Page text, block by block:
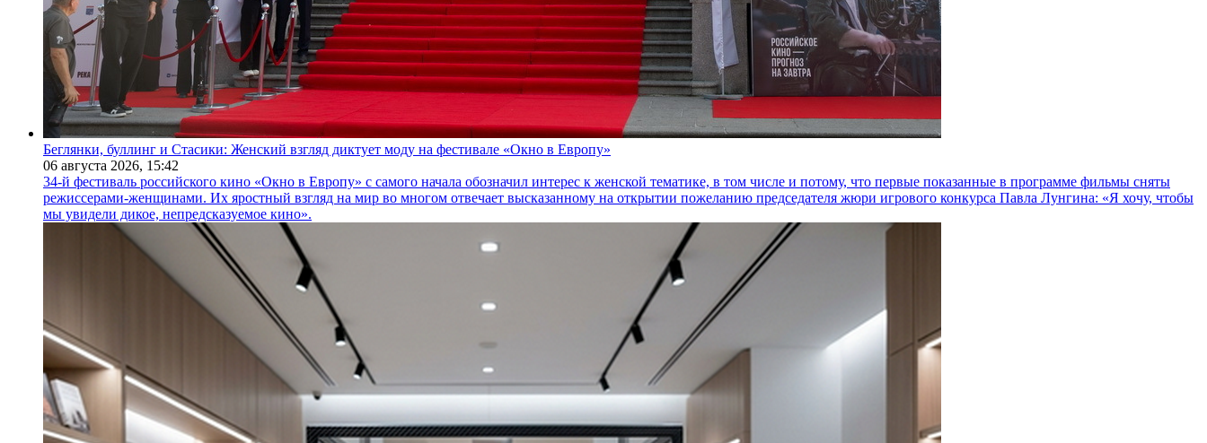
Беглянки, буллинг и Стасики: Женский взгляд диктует моду на фестивале «Окно в Европу»
06 августа 2026, 15:42
34-й фестиваль российского кино «Окно в Европу» с самого начала обозначил интерес к женской тематике, в том числе и потому, что первые показанные в программе фильмы сняты
режиссерами-женщинами. Их яростный взгляд на мир во многом отвечает высказанному на открытии пожеланию председателя жюри игрового конкурса Павла Лунгина: «Я хочу, чтобы
мы увидели дикое, непредсказуемое кино».